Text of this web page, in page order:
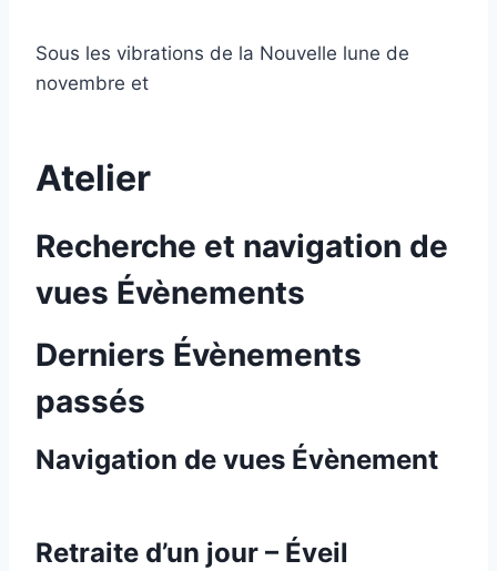
Sous les vibrations de la Nouvelle lune de
novembre et
Atelier
Recherche et navigation de
vues Évènements
Derniers Évènements
passés
Navigation de vues Évènement
Retraite d’un jour – Éveil